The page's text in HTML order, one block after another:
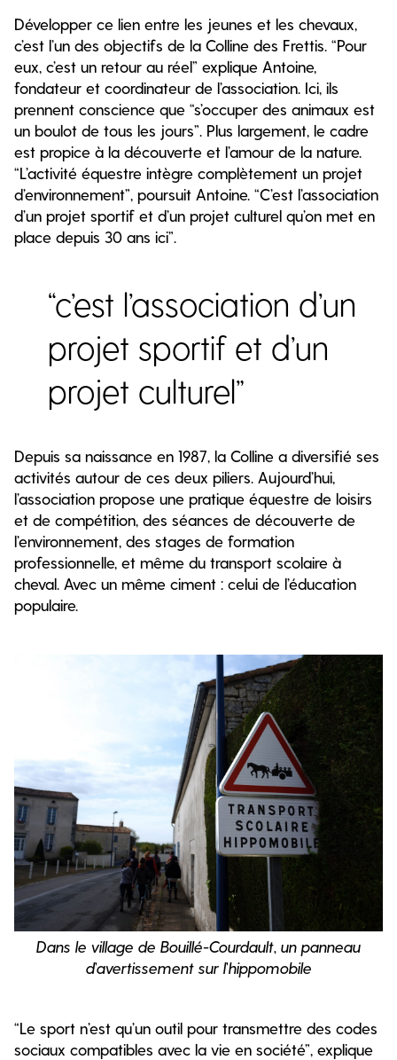
Développer ce lien entre les jeunes et les chevaux,
c’est l’un des objectifs de la Colline des Frettis. “Pour
eux, c’est un retour au réel” explique Antoine,
fondateur et coordinateur de l’association. Ici, ils
prennent conscience que “s’occuper des animaux est
un boulot de tous les jours”. Plus largement, le cadre
est propice à la découverte et l’amour de la nature.
“L’activité équestre intègre complètement un projet
d’environnement”, poursuit Antoine. “C’est l’association
d’un projet sportif et d’un projet culturel qu’on met en
place depuis 30 ans ici”.
“c’est l’association d’un
projet sportif et d’un
projet culturel”
Depuis sa naissance en 1987, la Colline a diversifié ses
activités autour de ces deux piliers. Aujourd’hui,
l’association propose une pratique équestre de loisirs
et de compétition, des séances de découverte de
l’environnement, des stages de formation
professionnelle, et même du transport scolaire à
cheval. Avec un même ciment : celui de l’éducation
populaire.
Dans le village de Bouillé-Courdault, un panneau
d’avertissement sur l’hippomobile
“Le sport n’est qu’un outil pour transmettre des codes
sociaux compatibles avec la vie en société”, explique